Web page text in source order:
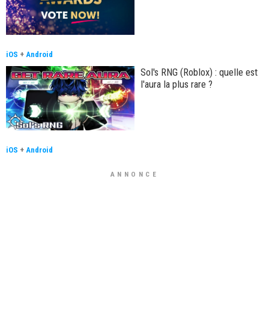
iOS + Android
Sol's RNG (Roblox) : quelle est
l'aura la plus rare ?
iOS + Android
ANNONCE